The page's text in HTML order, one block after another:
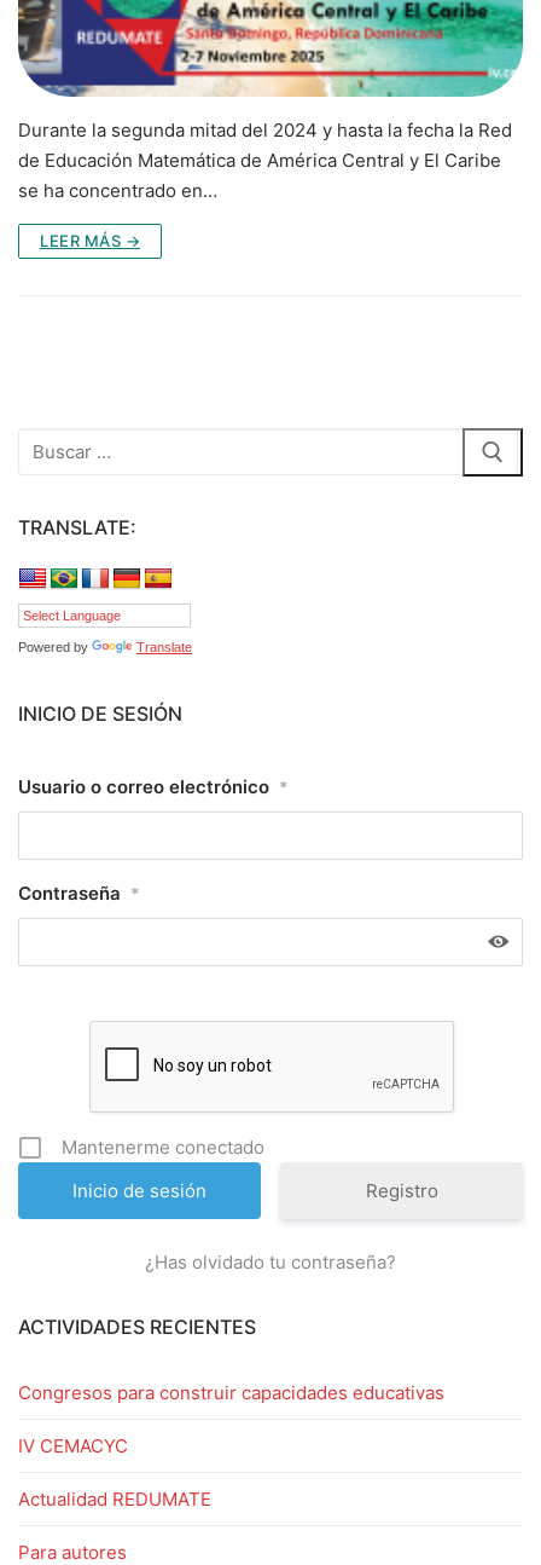
Durante la segunda mitad del 2024 y hasta la fecha la Red
de Educación Matemática de América Central y El Caribe
se ha concentrado en…
LEER MÁS →
Buscar:
TRANSLATE:
Powered by Translate
INICIO DE SESIÓN
Usuario o correo electrónico *
Contraseña *
Mantenerme conectado
Registro
¿Has olvidado tu contraseña?
ACTIVIDADES RECIENTES
Congresos para construir capacidades educativas
IV CEMACYC
Actualidad REDUMATE
Para autores